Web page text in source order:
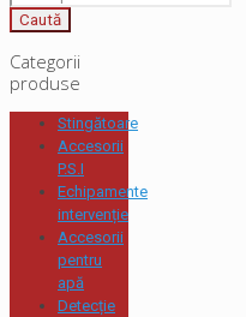
Caută
Categorii
produse
Stingătoare
Accesorii
P.S.I
Echipamente
intervenție
Accesorii
pentru
apă
Detecție